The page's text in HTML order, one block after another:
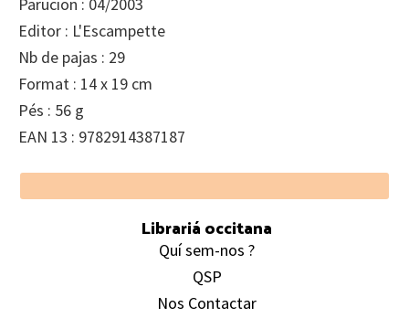
Editor : L'Escampette
Nb de pajas : 29
Format : 14 x 19 cm
Pés : 56 g
EAN 13 : 9782914387187
Footer
Librariá occitana
Quí sem-nos ?
QSP
Nos Contactar